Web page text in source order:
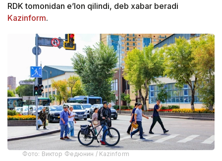
RDK tomonidan e’lon qilindi, deb xabar beradi
Kazinform.
Фото: Виктор Федюнин / Kazinform